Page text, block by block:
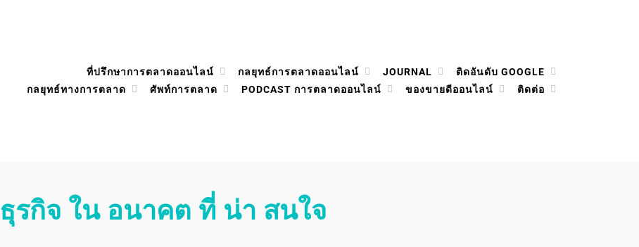
ที่ปรึกษาการตลาดออนไลน์ กลยุทธ์การตลาดออนไลน์ JOURNAL
ติดอันดับ GOOGLE
กลยุทธ์ทางการตลาด
ศัพท์การตลาด PODCAST การตลาดออนไลน์ ของขายดีออนไลน์ ติดต่อ
ธุรกิจ ใน อนาคต ที่ น่า สนใจ